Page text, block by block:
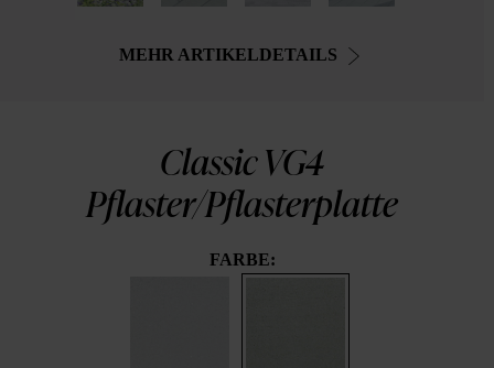
MEHR ARTIKELDETAILS
Classic VG4
Pflaster/Pflasterplatte
FARBE: